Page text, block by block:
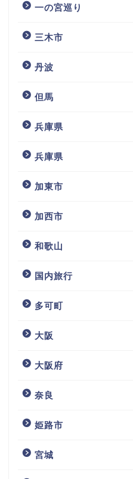
一の宮巡り
三木市
丹波
但馬
兵庫県
兵庫県
加東市
加西市
和歌山
国内旅行
多可町
大阪
大阪府
奈良
姫路市
宮城